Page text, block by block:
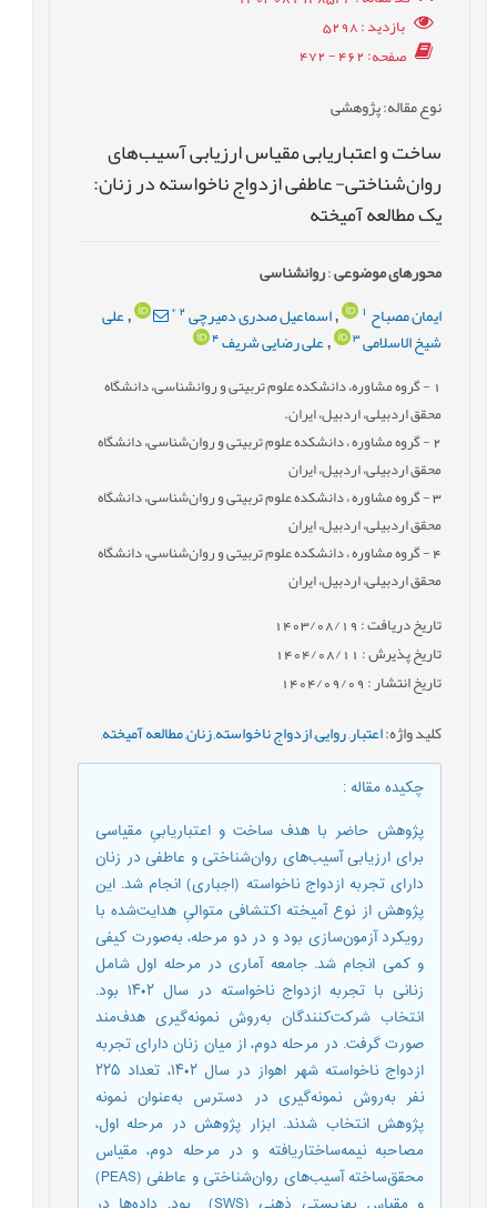
بازدید: 5298
صفحه: 462 - 472
نوع مقاله: پژوهشی
ساخت و اعتباریابی مقیاس ارزیابی آسیب‌های
روان‌شناختی- عاطفی ازدواج ناخواسته در زنان:
یک مطالعه آمیخته
محورهای موضوعی:روانشناسی
ایمان مصباح1
,اسماعیل صدری دمیرچی 2
*
,علی
شیخ الاسلامی 3
,علی رضایی شریف4
- گروه مشاوره، دانشکده علوم تربیتی و روانشناسی، دانشگاه
محقق اردبیلی، اردبیل، ایران.
2- گروه مشاوره ، دانشکده علوم تربیتی و روان‌شناسی، دانشگاه
محقق اردبیلی، اردبیل، ایران
3- گروه مشاوره ، دانشکده علوم تربیتی و روان‌شناسی، دانشگاه
محقق اردبیلی، اردبیل، ایران
4- گروه مشاوره ، دانشکده علوم تربیتی و روان‌شناسی، دانشگاه
محقق اردبیلی، اردبیل، ایران
تاریخ دریافت : 1403/08/19
تاریخ پذیرش : 1404/08/11
تاریخ انتشار : 1404/09/09
کلید واژه:اعتبار,روایی,ازدواج ناخواسته,زنان,مطالعه آمیخته,
چکیده مقاله:
پژوهش حاضر با هدف ساخت و اعتباریابیِ مقیاسی
برای ارزیابی آسیب‌های روان‌شناختی و عاطفی در زنان
دارای تجربه‌ ازدواج ناخواسته (اجباری) انجام شد. این
پژوهش از نوع آمیخته‌ اکتشافی متوالیِ هدایت‌شده با
رویکرد آزمون‌سازی بود و در دو مرحله، به‌صورت کیفی
و کمی انجام شد. جامعه‌ آماری در مرحله‌ اول شامل
زنانی با تجربه‌ ازدواج ناخواسته در سال ۱۴۰۲ بود.
انتخاب شرکت‌کنندگان به‌روش نمونه‌گیری هدف‌مند
صورت گرفت. در مرحله‌ دوم، از میان زنان دارای تجربه
ازدواج ناخواسته شهر اهواز در سال ۱۴۰۲، تعداد ۲۲۵
نفر به‌روش نمونه‌گیری در دسترس به‌عنوان نمونه‌
پژوهش انتخاب شدند. ابزار پژوهش در مرحله‌ اول،
مصاحبه‌ نیمه‌ساختاریافته و در مرحله‌ دوم، مقیاس
محقق‌ساخته‌ آسیب‌های روان‌شناختی و عاطفی (PEAS)